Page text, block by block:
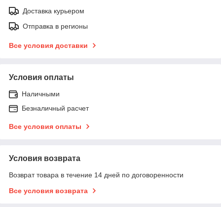
Доставка курьером
Отправка в регионы
Все условия доставки
Условия оплаты
Наличными
Безналичный расчет
Все условия оплаты
Условия возврата
Возврат товара в течение 14 дней по договоренности
Все условия возврата